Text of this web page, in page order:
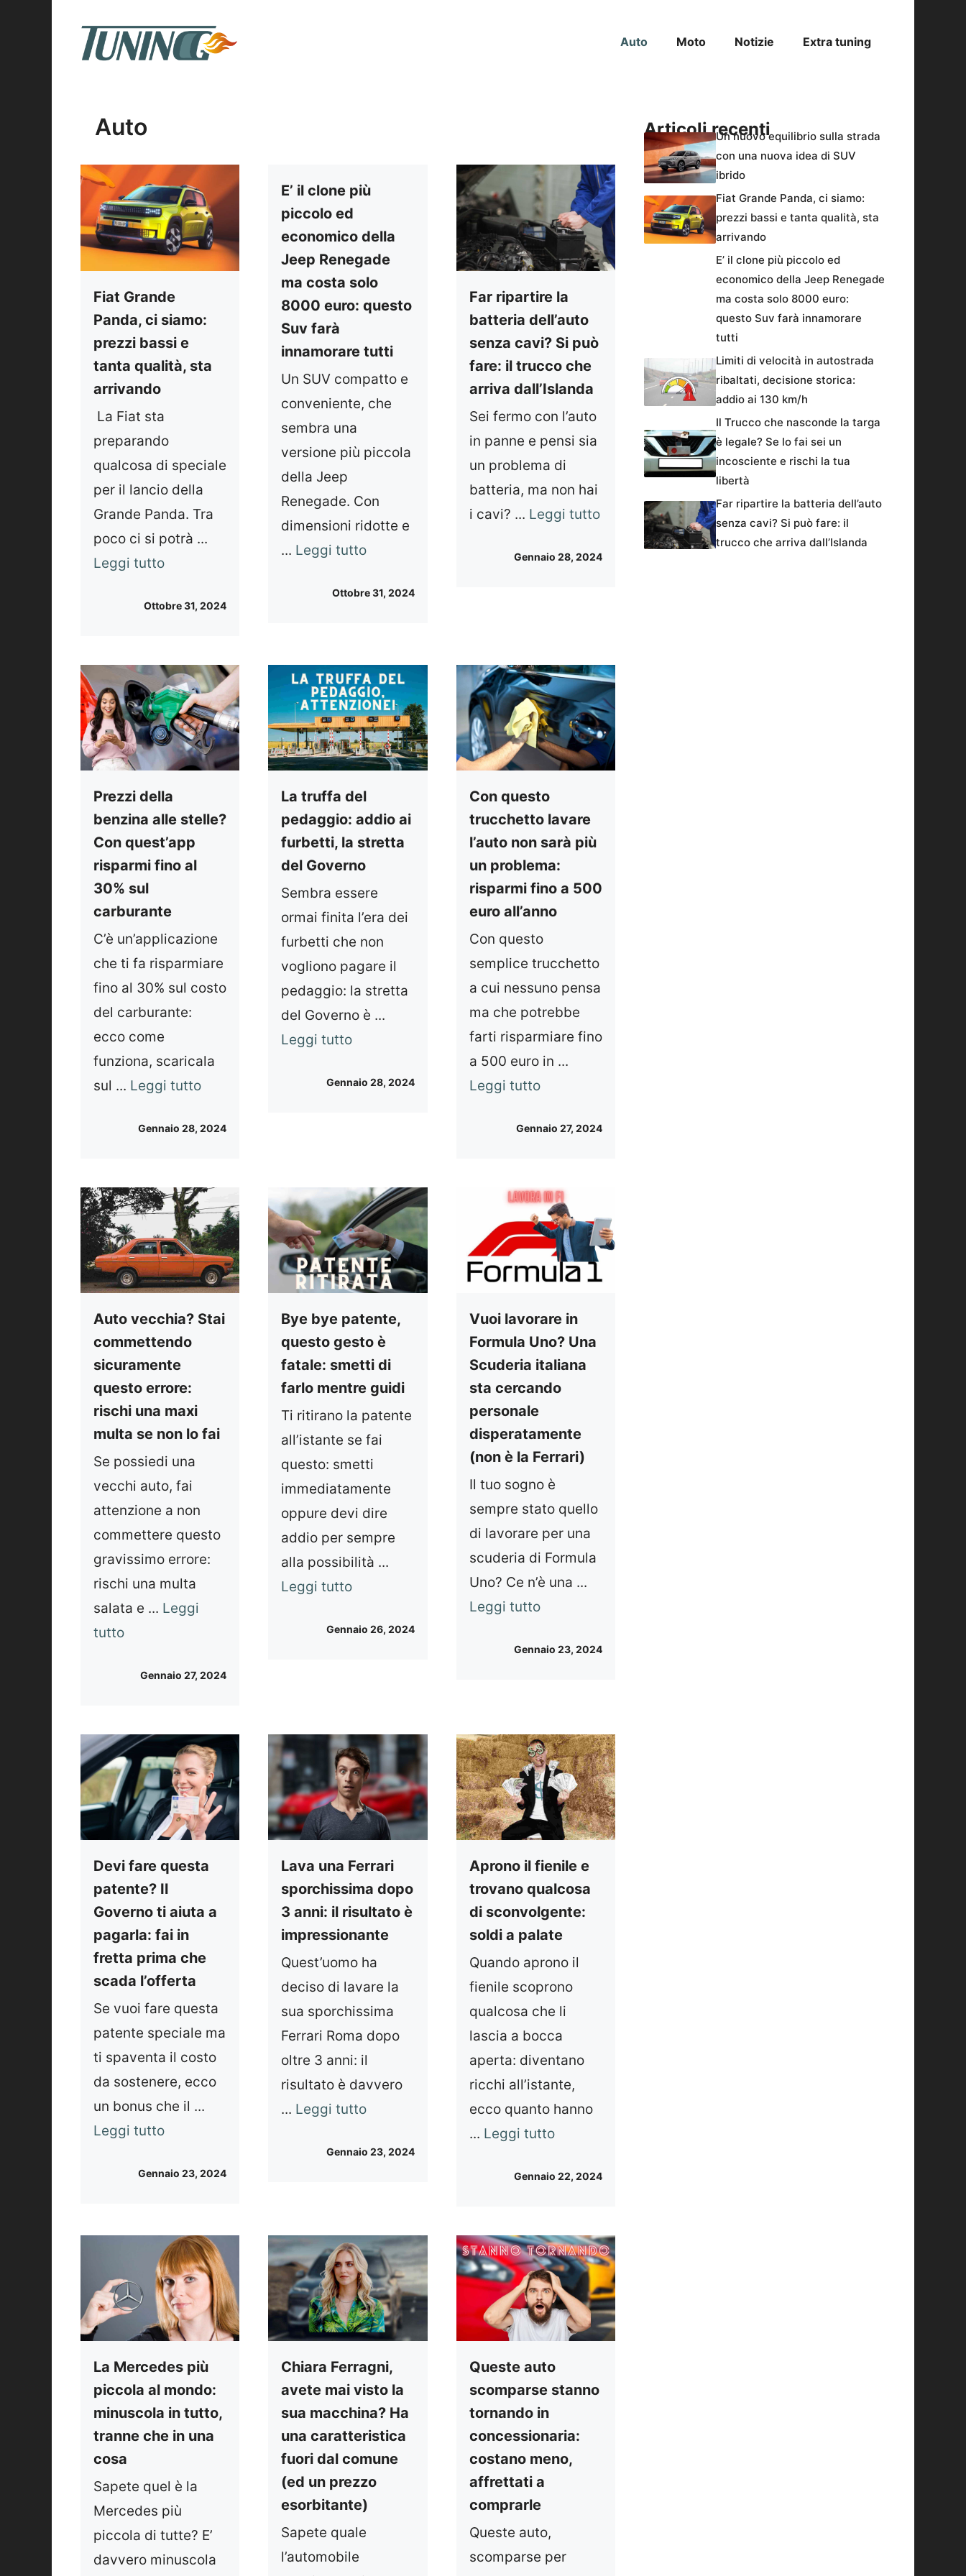
Auto Moto Notizie Extra tuning
Auto
Fiat Grande
Panda, ci siamo:
prezzi bassi e
tanta qualità, sta
arrivando
La Fiat sta
preparando
qualcosa di speciale
per il lancio della
Grande Panda. Tra
poco ci si potrà ...
Leggi tutto
Ottobre 31, 2024
E’ il clone più
piccolo ed
economico della
Jeep Renegade
ma costa solo
8000 euro: questo
Suv farà
innamorare tutti
Un SUV compatto e
conveniente, che
sembra una
versione più piccola
della Jeep
Renegade. Con
dimensioni ridotte e
... Leggi tutto
Ottobre 31, 2024
Far ripartire la
batteria dell’auto
senza cavi? Si può
fare: il trucco che
arriva dall’Islanda
Sei fermo con l’auto
in panne e pensi sia
un problema di
batteria, ma non hai
i cavi? ... Leggi tutto
Gennaio 28, 2024
Prezzi della
benzina alle stelle?
Con quest’app
risparmi fino al
30% sul
carburante
C’è un’applicazione
che ti fa risparmiare
fino al 30% sul costo
del carburante:
ecco come
funziona, scaricala
sul ... Leggi tutto
Gennaio 28, 2024
La truffa del
pedaggio: addio ai
furbetti, la stretta
del Governo
Sembra essere
ormai finita l’era dei
furbetti che non
vogliono pagare il
pedaggio: la stretta
del Governo è ...
Leggi tutto
Gennaio 28, 2024
Con questo
trucchetto lavare
l’auto non sarà più
un problema:
risparmi fino a 500
euro all’anno
Con questo
semplice trucchetto
a cui nessuno pensa
ma che potrebbe
farti risparmiare fino
a 500 euro in ...
Leggi tutto
Gennaio 27, 2024
Auto vecchia? Stai
commettendo
sicuramente
questo errore:
rischi una maxi
multa se non lo fai
Se possiedi una
vecchi auto, fai
attenzione a non
commettere questo
gravissimo errore:
rischi una multa
salata e ... Leggi
tutto
Gennaio 27, 2024
Bye bye patente,
questo gesto è
fatale: smetti di
farlo mentre guidi
Ti ritirano la patente
all’istante se fai
questo: smetti
immediatamente
oppure devi dire
addio per sempre
alla possibilità ...
Leggi tutto
Gennaio 26, 2024
Vuoi lavorare in
Formula Uno? Una
Scuderia italiana
sta cercando
personale
disperatamente
(non è la Ferrari)
Il tuo sogno è
sempre stato quello
di lavorare per una
scuderia di Formula
Uno? Ce n’è una ...
Leggi tutto
Gennaio 23, 2024
Devi fare questa
patente? Il
Governo ti aiuta a
pagarla: fai in
fretta prima che
scada l’offerta
Se vuoi fare questa
patente speciale ma
ti spaventa il costo
da sostenere, ecco
un bonus che il ...
Leggi tutto
Gennaio 23, 2024
Lava una Ferrari
sporchissima dopo
3 anni: il risultato è
impressionante
Quest’uomo ha
deciso di lavare la
sua sporchissima
Ferrari Roma dopo
oltre 3 anni: il
risultato è davvero
... Leggi tutto
Gennaio 23, 2024
Aprono il fienile e
trovano qualcosa
di sconvolgente:
soldi a palate
Quando aprono il
fienile scoprono
qualcosa che li
lascia a bocca
aperta: diventano
ricchi all’istante,
ecco quanto hanno
... Leggi tutto
Gennaio 22, 2024
La Mercedes più
piccola al mondo:
minuscola in tutto,
tranne che in una
cosa
Sapete quel è la
Mercedes più
piccola di tutte? E’
davvero minuscola
Chiara Ferragni,
avete mai visto la
sua macchina? Ha
una caratteristica
fuori dal comune
(ed un prezzo
esorbitante)
Sapete quale
l’automobile
Queste auto
scomparse stanno
tornando in
concessionaria:
costano meno,
affrettati a
comprarle
Queste auto,
scomparse per
Articoli recentiUn nuovo equilibrio sulla strada
con una nuova idea di SUV
ibrido
Fiat Grande Panda, ci siamo:
prezzi bassi e tanta qualità, sta
arrivando
E’ il clone più piccolo ed
economico della Jeep Renegade
ma costa solo 8000 euro:
questo Suv farà innamorare
tutti
Limiti di velocità in autostrada
ribaltati, decisione storica:
addio ai 130 km/h
Il Trucco che nasconde la targa
è legale? Se lo fai sei un
incosciente e rischi la tua
libertà
Far ripartire la batteria dell’auto
senza cavi? Si può fare: il
trucco che arriva dall’Islanda